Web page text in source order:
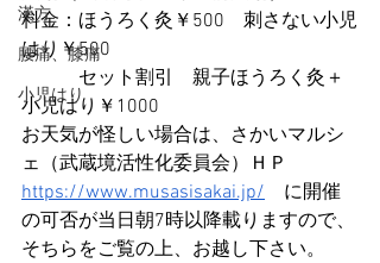
漢方
腰痛、膝痛
小児はり
料金：ほうろく灸￥500　刺さない小児
はり￥500
セット割引　親子ほうろく灸＋
小児はり￥1000
お天気が怪しい場合は、さかいマルシ
ェ（武蔵境活性化委員会）ＨＰ
https://www.musasisakai.jp/ に開催
の可否が当日朝7時以降載りますので、
そちらをご覧の上、お越し下さい。